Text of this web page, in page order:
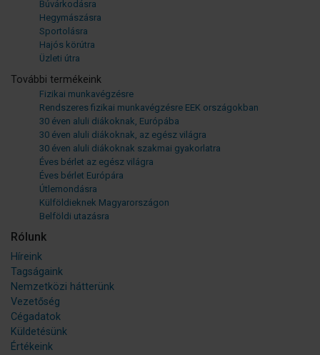
Búvárkodásra
Hegymászásra
Sportolásra
Hajós körútra
Üzleti útra
További termékeink
Fizikai munkavégzésre
Rendszeres fizikai munkavégzésre EEK országokban
30 éven aluli diákoknak, Európába
30 éven aluli diákoknak, az egész világra
30 éven aluli diákoknak szakmai gyakorlatra
Éves bérlet az egész világra
Éves bérlet Európára
Útlemondásra
Külföldieknek Magyarországon
Belföldi utazásra
Rólunk
Híreink
Tagságaink
Nemzetközi hátterünk
Vezetőség
Cégadatok
Küldetésünk
Értékeink